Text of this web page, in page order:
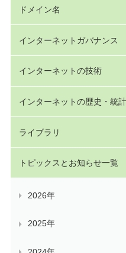
ドメイン名
インターネットガバナンス
インターネットの技術
インターネットの歴史・統計
ライブラリ
トピックスとお知らせ一覧
2026年
2025年